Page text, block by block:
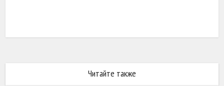
Читайте также